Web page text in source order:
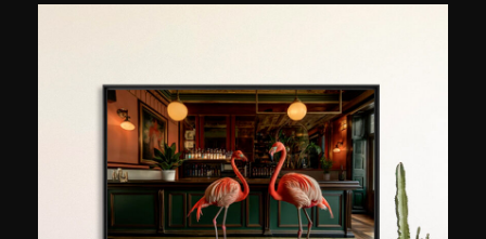
Stadtlandschaft und Schmelztiegelatmosphäre
des Big Apple sind für ihn zu einer
unerschöpflichen Inspirationsquelle geworden.
Durch das Herausstellen einer besonderen
Beleuchtung, Architektur oder einer